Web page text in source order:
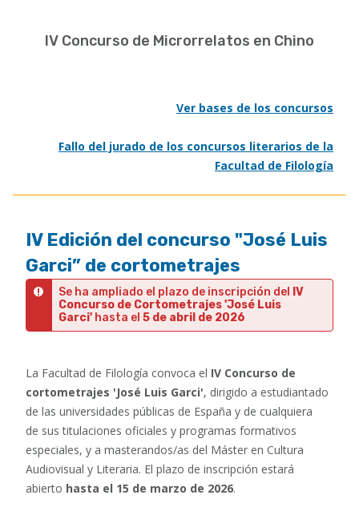
IV Concurso de Microrrelatos en Chino
Ver bases de los concursos
Fallo del jurado de los concursos literarios de la
Facultad de Filología
IV Edición del concurso "José Luis
Garci” de cortometrajes
Se ha ampliado el plazo de inscripción del
IV
Concurso de Cortometrajes 'José Luis
Garci' hasta el 5 de abril de 2026
La Facultad de Filología convoca el IV Concurso de
cortometrajes 'José Luis Garci', dirigido a estudiantado
de las universidades públicas de España y de cualquiera
de sus titulaciones oficiales y programas formativos
especiales, y a masterandos/as del Máster en Cultura
Audiovisual y Literaria. El plazo de inscripción estará
abierto hasta el 15 de marzo de 2026.